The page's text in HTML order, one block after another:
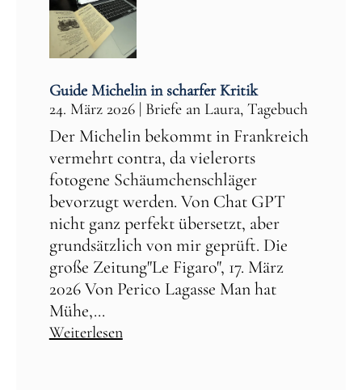
Guide Michelin in scharfer Kritik
24. März 2026| Briefe an Laura, Tagebuch
Der Michelin bekommt in Frankreich
vermehrt contra, da vielerorts
fotogene Schäumchenschläger
bevorzugt werden. Von Chat GPT
nicht ganz perfekt übersetzt, aber
grundsätzlich von mir geprüft. Die
große Zeitung"Le Figaro", 17. März
2026 Von Perico Lagasse Man hat
Mühe,...
Weiterlesen